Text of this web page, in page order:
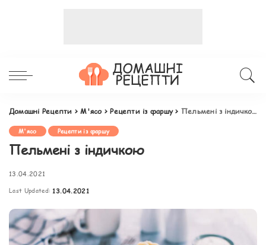
Домашні Рецепти >М'ясо>Рецепти із фаршу> Пельмені з індичкою
М'ясо Рецепти із фаршу
Пельмені з індичкою
13.04.2021
Last Updated: 13.04.2021